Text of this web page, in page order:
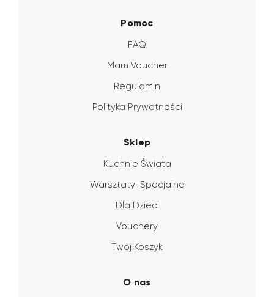
Pomoc
FAQ
Mam Voucher
Regulamin
Polityka Prywatności
Sklep
Kuchnie Świata
Warsztaty-Specjalne
Dla Dzieci
Vouchery
Twój Koszyk
O nas